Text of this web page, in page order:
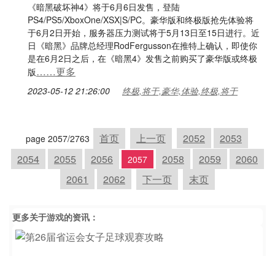
《暗黑破坏神4》将于6月6日发售，登陆
PS4/PS5/XboxOne/XSX|S/PC。豪华版和终极版抢先体验将
于6月2日开始，服务器压力测试将于5月13日至15日进行。近
日《暗黑》品牌总经理RodFergusson在推特上确认，即使你
是在6月2日之后，在《暗黑4》发售之前购买了豪华版或终极
版……更多
2023-05-12 21:26:00 终极,将于,豪华,体验,终极,将于
page 2057/2763 首页 上一页 2052
2053
2054
2055 2056 2057 2058 2059
2060
2061
2062 下一页 末页
更多关于游戏的资讯：